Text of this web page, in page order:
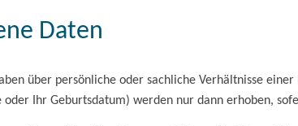
Daten
über persönliche oder sachliche Verhältnisse
oder Ihr Geburtsdatum) werden nur dann erhoben,